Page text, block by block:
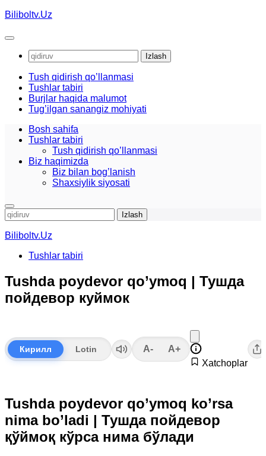
Skip
content
Biliboltv.Uz
Qidirshish:
Tush qidirish qo’llanmasi
Tushlar tabiri
Burjlar haqida malumot
Tug’ilgan sanangiz mohiyati
Bosh sahifa
Tushlar tabiri
Tush qidirish qo’llanmasi
Biz haqimizda
Biz bilan bog’lanish
Shaxsiylik siyosati
Qidirshish:
Biliboltv.Uz
Tushlar tabiri
Tushda poydevor qo’ymoq | Тушда
пойдевор куймок
Кирилл Lotin A-
A+
Xatchoplar
Tushda poydevor qo’ymoq ko’rsa
nima bo’ladi | Тушда пойдевор
қўймоқ кўрса нима бўлади